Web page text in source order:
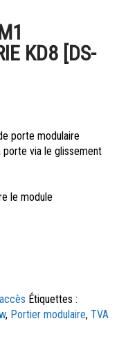
KD8 [DS-
porte modulaire
porte via le glissement
le module
Étiquettes :
, Portier modulaire, TVA